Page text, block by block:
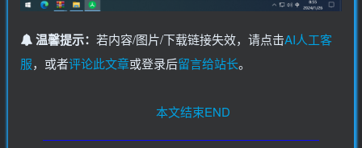
温馨提示： 若内容/图片/下载链接失效，请点击AI人工客
服，或者评论此文章或登录后留言给站长。
本文结束END